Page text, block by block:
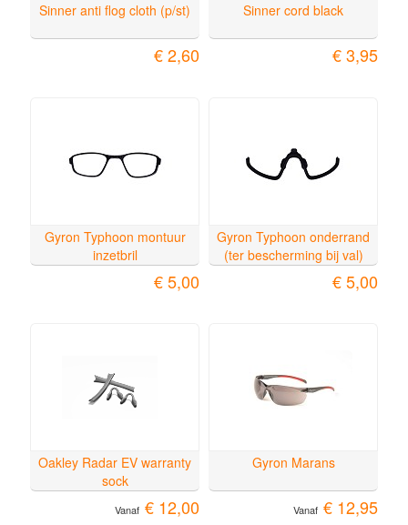
Sinner anti flog cloth (p/st)
€ 2,60
Sinner cord black
€ 3,95
Gyron Typhoon montuur
inzetbril
€ 5,00
Gyron Typhoon onderrand
(ter bescherming bij val)
€ 5,00
Oakley Radar EV warranty
sock
Vanaf € 12,00
Gyron Marans
Vanaf € 12,95